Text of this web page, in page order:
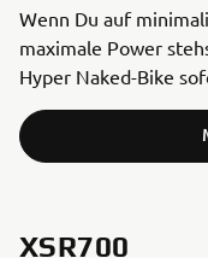
Wenn Du auf
maximale Power
Hyper Naked-Bike
XSR700